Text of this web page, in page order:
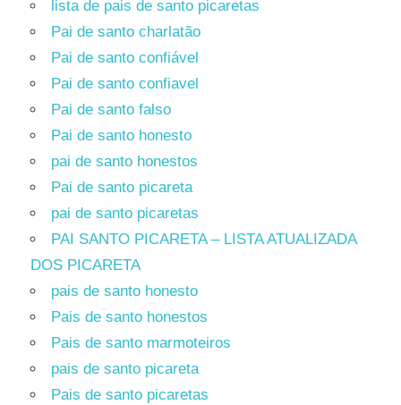
lista de pais de santo picaretas
Pai de santo charlatão
Pai de santo confiável
Pai de santo confiavel
Pai de santo falso
Pai de santo honesto
pai de santo honestos
Pai de santo picareta
pai de santo picaretas
PAI SANTO PICARETA – LISTA ATUALIZADA
DOS PICARETA
pais de santo honesto
Pais de santo honestos
Pais de santo marmoteiros
pais de santo picareta
Pais de santo picaretas